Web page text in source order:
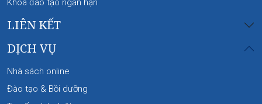
Khóa đào tạo ngắn hạn
LIÊN KẾT
DỊCH VỤ
Nhà sách online
Đào tạo & Bồi dưỡng